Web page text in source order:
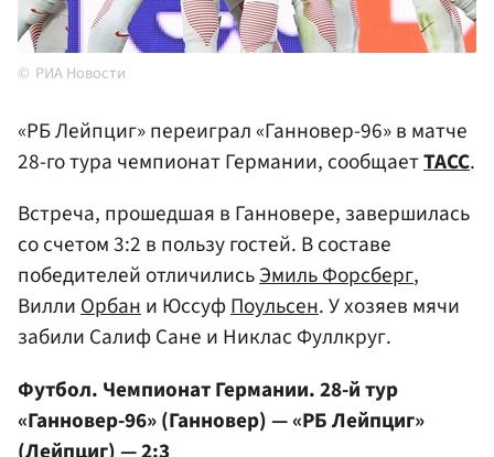
РИА Новости
«РБ Лейпциг» переиграл «Ганновер-96» в матче
28-го тура чемпионат Германии, сообщаетТАСС.
Встреча, прошедшая в Ганновере, завершилась
со счетом 3:2 в пользу гостей. В составе
победителей отличилисьЭмиль Форсберг,
ВиллиОрбани ЮссуфПоульсен. У хозяев мячи
забили Салиф Сане и Никлас Фуллкруг.
Футбол. Чемпионат Германии. 28-й тур
«Ганновер-96» (Ганновер) — «РБ Лейпциг»